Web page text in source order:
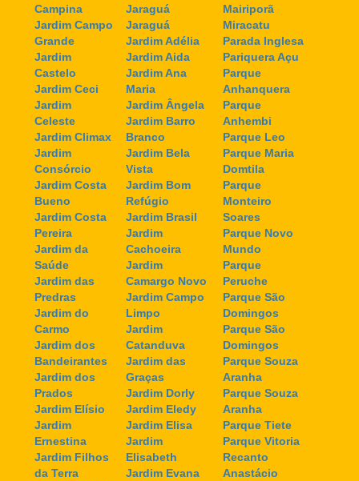
Campina
Jardim Campo
Grande
Jardim
Castelo
Jardim Ceci
Jardim
Celeste
Jardim Climax
Jardim
Consórcio
Jardim Costa
Bueno
Jardim Costa
Pereira
Jardim da
Saúde
Jardim das
Predras
Jardim do
Carmo
Jardim dos
Bandeirantes
Jardim dos
Prados
Jardim Elísio
Jardim
Ernestina
Jardim Filhos
da Terra
Jaraguá
Jaraguá
Jardim Adélia
Jardim Aida
Jardim Ana
Maria
Jardim Ângela
Jardim Barro
Branco
Jardim Bela
Vista
Jardim Bom
Refúgio
Jardim Brasil
Jardim
Cachoeira
Jardim
Camargo Novo
Jardim Campo
Limpo
Jardim
Catanduva
Jardim das
Graças
Jardim Dorly
Jardim Eledy
Jardim Elisa
Jardim
Elisabeth
Jardim Evana
Mairiporã
Miracatu
Parada Inglesa
Pariquera Açu
Parque
Anhanquera
Parque
Anhembi
Parque Leo
Parque Maria
Domtila
Parque
Monteiro
Soares
Parque Novo
Mundo
Parque
Peruche
Parque São
Domingos
Parque São
Domingos
Parque Souza
Aranha
Parque Souza
Aranha
Parque Tiete
Parque Vitoria
Recanto
Anastácio